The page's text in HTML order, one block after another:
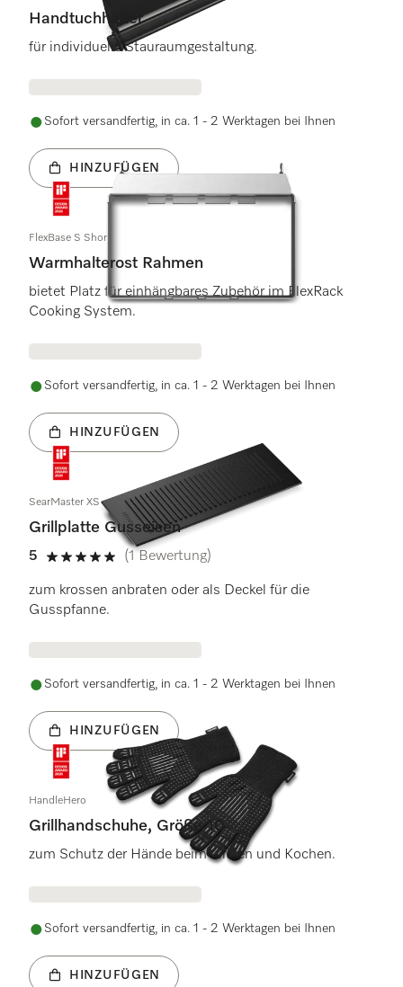
Handtuchhalter
für individuelle Stauraumgestaltung.
Sofort versandfertig, in ca. 1 - 2 Werktagen bei Ihnen
HINZUFÜGEN
FlexBase S Short
Warmhalterost Rahmen
bietet Platz für einhängbares Zubehör im FlexRack
Cooking System.
Sofort versandfertig, in ca. 1 - 2 Werktagen bei Ihnen
HINZUFÜGEN
SearMaster XS
Grillplatte Gusseisen
5
5 von 5 Sternen
(1 Bewertung)
zum krossen anbraten oder als Deckel für die
Gusspfanne.
Sofort versandfertig, in ca. 1 - 2 Werktagen bei Ihnen
HINZUFÜGEN
HandleHero
Grillhandschuhe, Größe 10
zum Schutz der Hände beim Grillen und Kochen.
Sofort versandfertig, in ca. 1 - 2 Werktagen bei Ihnen
HINZUFÜGEN